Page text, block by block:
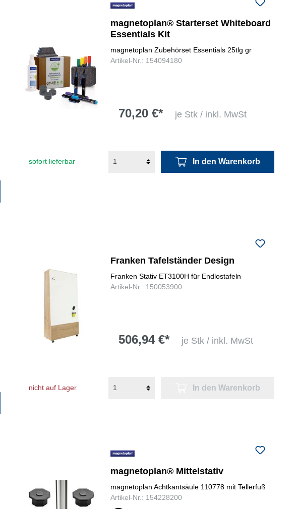
folgenden Nummer bei uns:
0731 977197-0
magnetoplan® Starterset Whiteboard
Essentials Kit
magnetoplan Zubehörset Essentials 25tlg gr
Artikel-Nr.: 154094180
70,20 €* je Stk / inkl. MwSt
sofort lieferbar In den Warenkorb
Franken Tafelständer Design
Franken Stativ ET3100H für Endlostafeln
Artikel-Nr.: 150053900
506,94 €* je Stk / inkl. MwSt
nicht auf Lager In den Warenkorb
magnetoplan® Mittelstativ
magnetoplan Achtkantsäule 110778 mit Tellerfuß
Artikel-Nr.: 154228200